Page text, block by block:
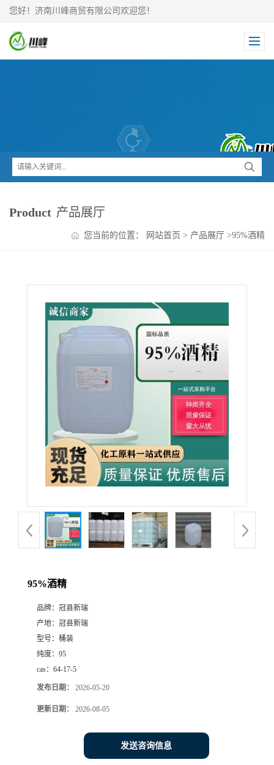
您好！济南川峰商贸有限公司欢迎您！
Product 产品展厅
您当前的位置： 网站首页 > 产品展厅 >95%酒精
95%酒精
品牌： 冠县新瑞
产地： 冠县新瑞
型号： 桶装
纯度： 95
cas： 64-17-5
发布日期： 2026-05-20
更新日期： 2026-08-05
发送咨询信息